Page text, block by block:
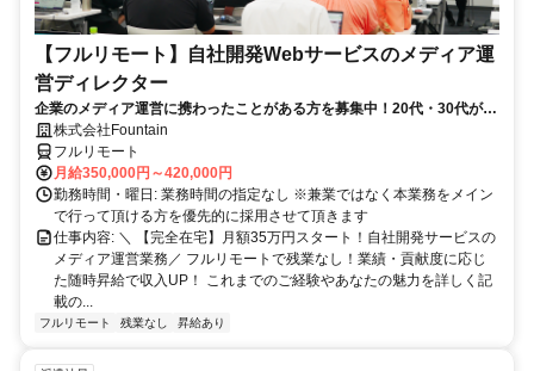
【フルリモート】自社開発Webサービスのメディア運
営ディレクター
企業のメディア運営に携わったことがある方を募集中！20代・30代が活
躍している職場です！
株式会社Fountain
フルリモート
月給350,000円～420,000円
勤務時間・曜日: 業務時間の指定なし ※兼業ではなく本業務をメイン
で行って頂ける方を優先的に採用させて頂きます
仕事内容: ＼ 【完全在宅】月額35万円スタート！自社開発サービスの
メディア運営業務／ フルリモートで残業なし！業績・貢献度に応じ
た随時昇給で収入UP！ これまでのご経験やあなたの魅力を詳しく記
載の...
フルリモート 残業なし 昇給あり